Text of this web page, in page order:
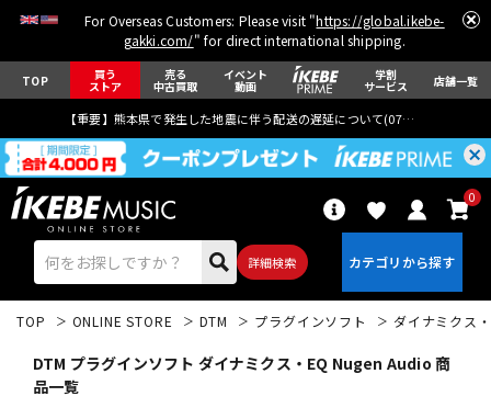
For Overseas Customers: Please visit "https://global.ikebe-
gakki.com/" for direct international shipping.
TOP 買う
ストア
売る
中古買取
イベント
動画
学割
サービス 店舗一覧
【重要】熊本県で発生した地震に伴う配送の遅延について(07月29日
詳細検索
0
TOP ONLINE STORE DTM プラグインソフト ダイナミクス
DTM プラグインソフト ダイナミクス・EQ Nugen Audio 商
品一覧